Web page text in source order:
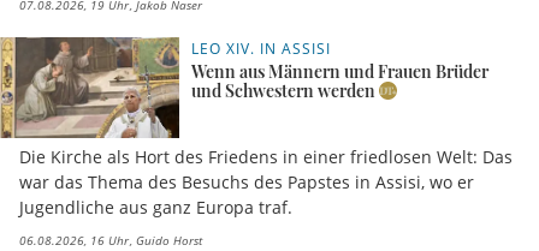
07.08.2026, 19 Uhr Jakob Naser
LEO XIV. IN ASSISI
Wenn aus Männern und Frauen Brüder
und Schwestern werden
Die Kirche als Hort des Friedens in einer friedlosen Welt: Das
war das Thema des Besuchs des Papstes in Assisi, wo er
Jugendliche aus ganz Europa traf.
06.08.2026, 16 Uhr Guido Horst